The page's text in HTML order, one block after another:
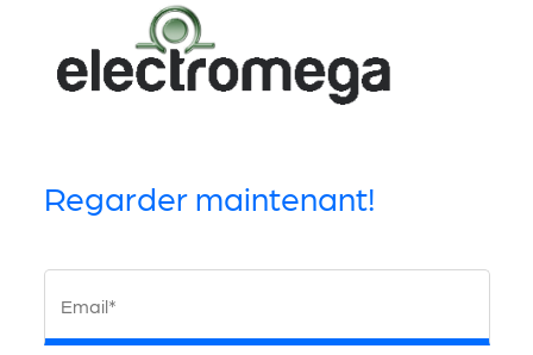
Regarder maintenant!
Email*